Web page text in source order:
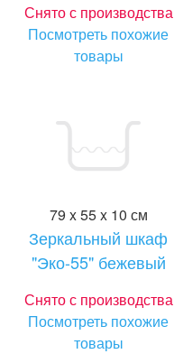
Снято с производства
Посмотреть похожие
товары
79 x 55 x 10 см
Зеркальный шкаф
"Эко-55" бежевый
Снято с производства
Посмотреть похожие
товары